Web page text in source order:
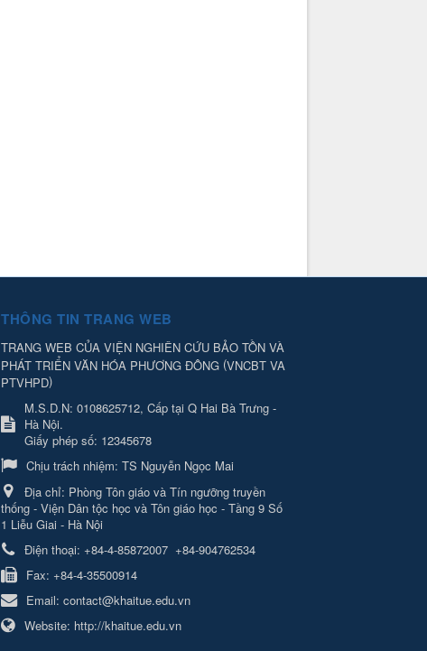
THÔNG TIN TRANG WEB
TRANG WEB CỦA VIỆN NGHIÊN CỨU BẢO TỒN VÀ
PHÁT TRIỂN VĂN HÓA PHƯƠNG ĐÔNG (VNCBT VA
PTVHPD)
M.S.D.N: 0108625712, Cấp tại Q Hai Bà Trưng -
Hà Nội.
Giấy phép số: 12345678
Chịu trách nhiệm: TS Nguyễn Ngọc Mai
Địa chỉ: Phòng Tôn giáo và Tín ngưỡng truyền
thống - Viện Dân tộc học và Tôn giáo học - Tầng 9 Số
1 Liễu Giai - Hà Nội
Điện thoại: +84-4-85872007 +84-904762534
Fax: +84-4-35500914
Email: contact@khaitue.edu.vn
Website: http://khaitue.edu.vn